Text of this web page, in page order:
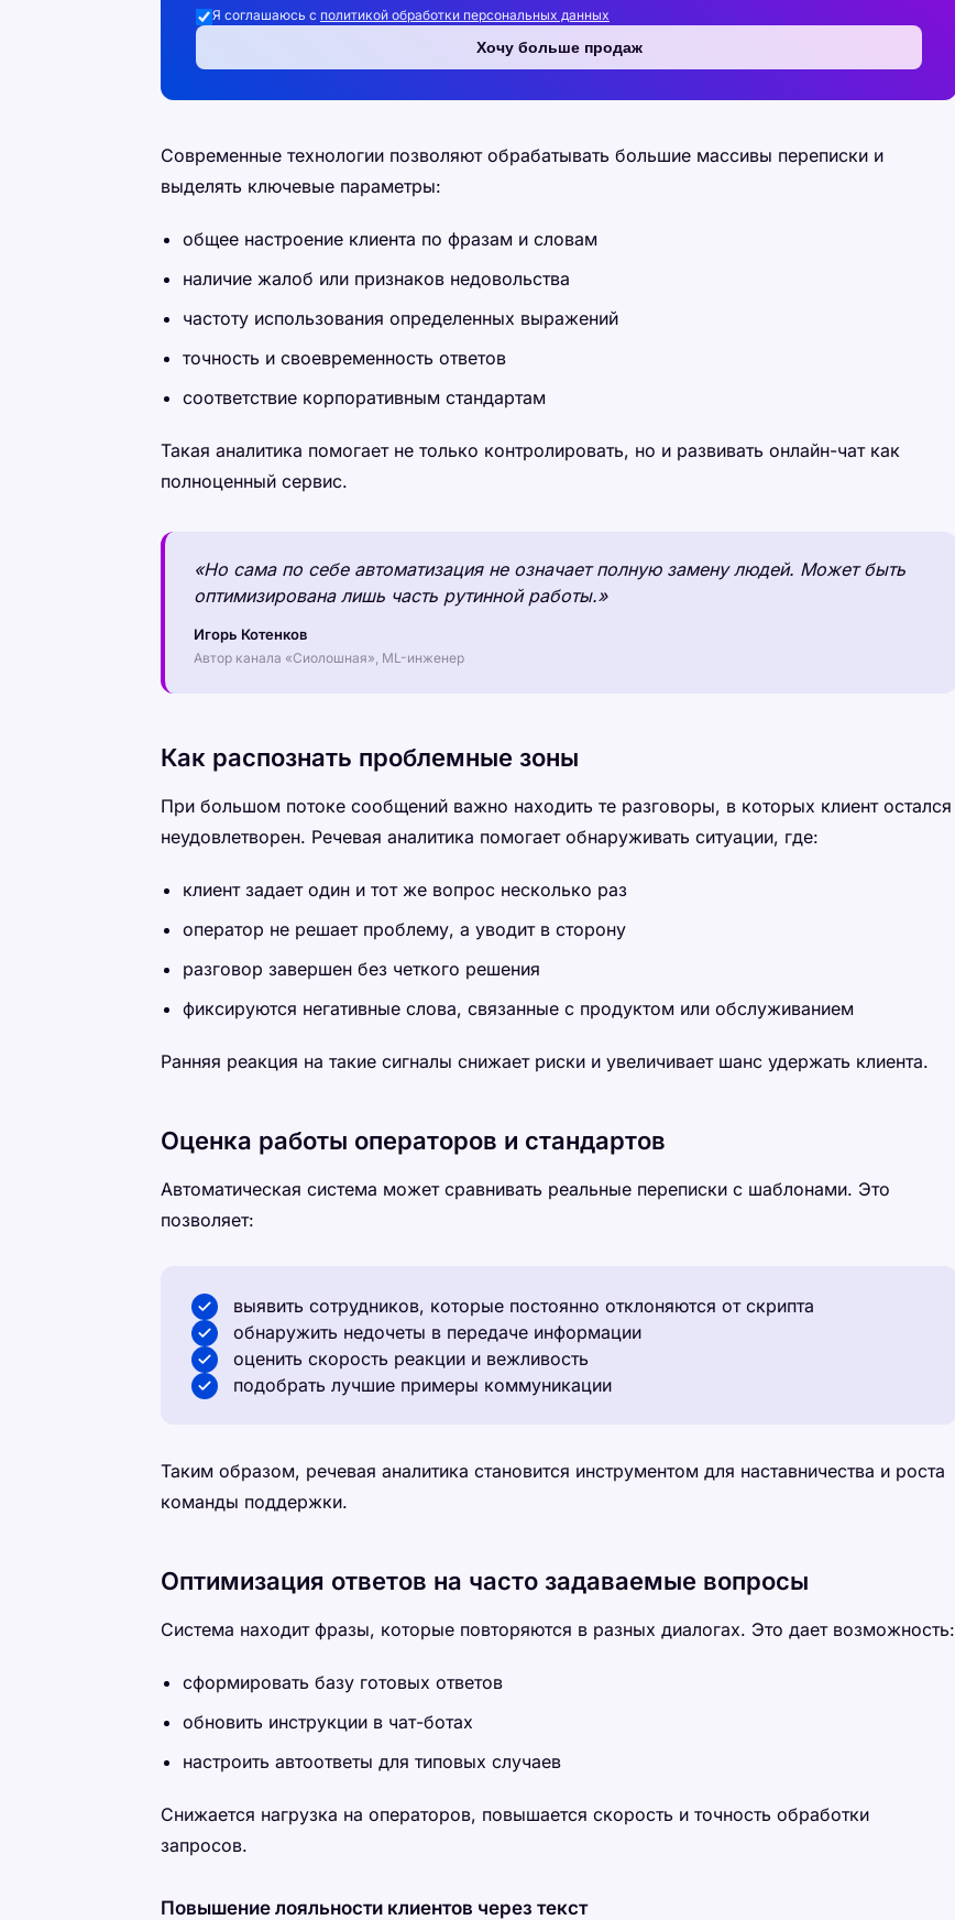
Я соглашаюсь с политикой обработки персональных данных
Хочу больше продаж
Современные технологии позволяют обрабатывать большие массивы переписки и
выделять ключевые параметры:
общее настроение клиента по фразам и словам
наличие жалоб или признаков недовольства
частоту использования определенных выражений
точность и своевременность ответов
соответствие корпоративным стандартам
Такая аналитика помогает не только контролировать, но и развивать онлайн-чат как
полноценный сервис.
«Но сама по себе автоматизация не означает полную замену людей. Может быть
оптимизирована лишь часть рутинной работы.»
Игорь Котенков
Автор канала «Сиолошная», ML-инженер
Как распознать проблемные зоны
При большом потоке сообщений важно находить те разговоры, в которых клиент остался
неудовлетворен. Речевая аналитика помогает обнаруживать ситуации, где:
клиент задает один и тот же вопрос несколько раз
оператор не решает проблему, а уводит в сторону
разговор завершен без четкого решения
фиксируются негативные слова, связанные с продуктом или обслуживанием
Ранняя реакция на такие сигналы снижает риски и увеличивает шанс удержать клиента.
Оценка работы операторов и стандартов
Автоматическая система может сравнивать реальные переписки с шаблонами. Это
позволяет:
выявить сотрудников, которые постоянно отклоняются от скрипта
обнаружить недочеты в передаче информации
оценить скорость реакции и вежливость
подобрать лучшие примеры коммуникации
Таким образом, речевая аналитика становится инструментом для наставничества и роста
команды поддержки.
Оптимизация ответов на часто задаваемые вопросы
Система находит фразы, которые повторяются в разных диалогах. Это дает возможность:
сформировать базу готовых ответов
обновить инструкции в чат-ботах
настроить автоответы для типовых случаев
Снижается нагрузка на операторов, повышается скорость и точность обработки
запросов.
Повышение лояльности клиентов через текст